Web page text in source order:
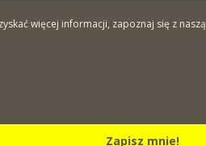
więcej informacji, zapoznaj się z naszą
Zapisz mnie!